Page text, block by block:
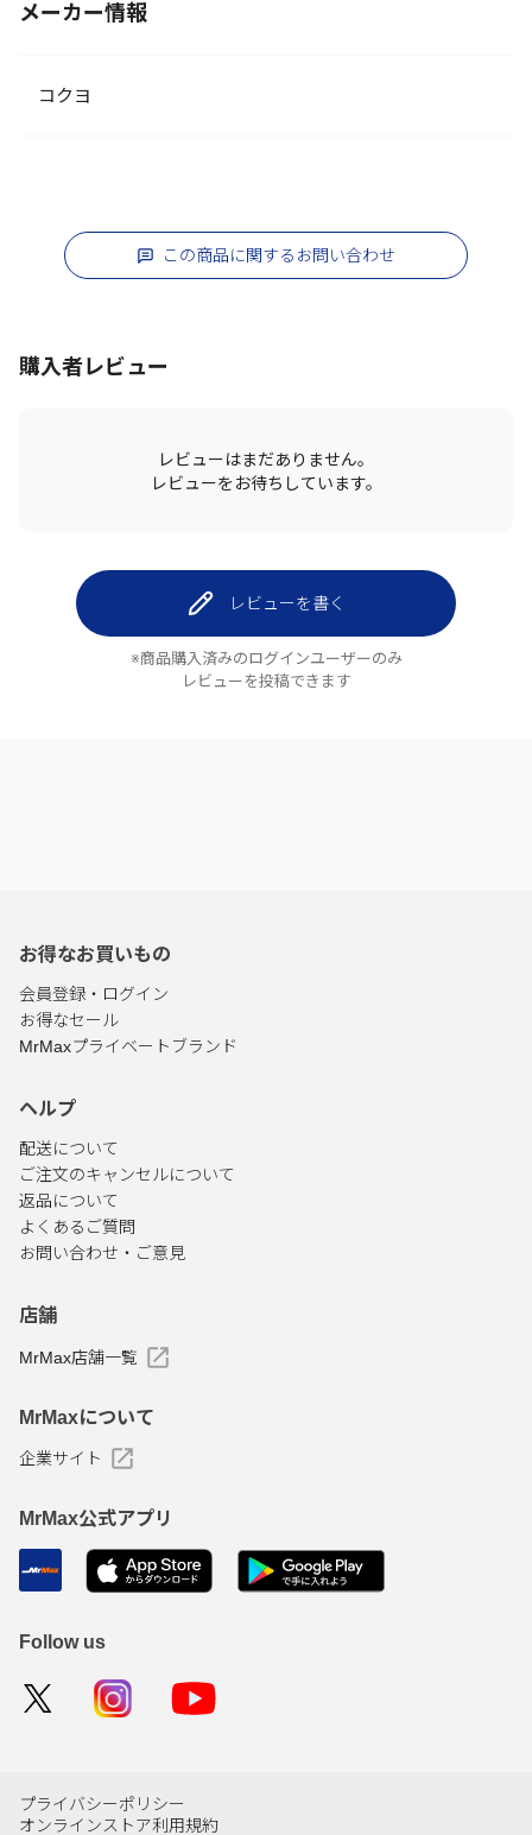
メーカー情報
コクヨ
この商品に関するお問い合わせ
購入者レビュー
レビューはまだありません。
レビューをお待ちしています。
レビューを書く
※商品購入済みのログインユーザーのみ
レビューを投稿できます
お得なお買いもの
会員登録・ログイン
お得なセール
MrMaxプライベートブランド
ヘルプ
配送について
ご注文のキャンセルについて
返品について
よくあるご質問
お問い合わせ・ご意見
店舗
MrMax店舗一覧
MrMaxについて
企業サイト
MrMax公式アプリ
Follow us
プライバシーポリシー
オンラインストア利用規約